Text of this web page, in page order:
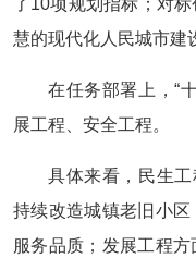
了10项规划指标；对
慧的现代化人民城市建
在任务部署上，“
展工程、安全工程。
具体来看，民生工
持续改造城镇老旧小
服务品质；发展工程